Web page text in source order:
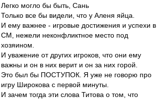
Легко могло бы быть, Сань
Только все бы видели, что у Аленя яйца.
И ему важнее - игровые достижения и успехи в
СМ, нежели неконфликтное место под
хозяином.
И уважение от других игроков, что они ему
важны и он в них верит и он за них горой.
Это был бы ПОСТУПОК. Я уже не говорю про
игру Широкова с первой минуты.
И зачем тогда эти слова Титова о том, что